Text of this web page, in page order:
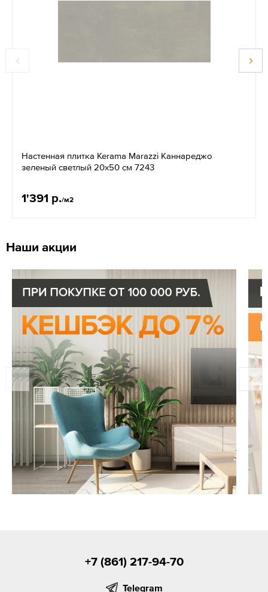
Настенная плитка Kerama Marazzi Каннареджо
зеленый светлый 20x50 см 7243
1'391 р./м2
Наши акции
+7 (861) 217-94-70
Telegram